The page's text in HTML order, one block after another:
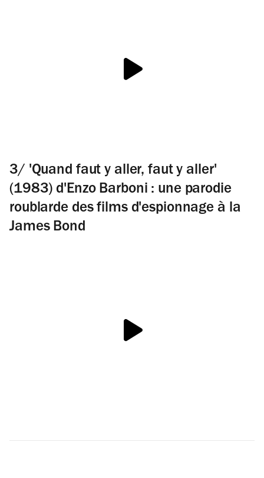
3/ 'Quand faut y aller, faut y aller'
(1983) d'Enzo Barboni : une parodie
roublarde des films d'espionnage à la
James Bond